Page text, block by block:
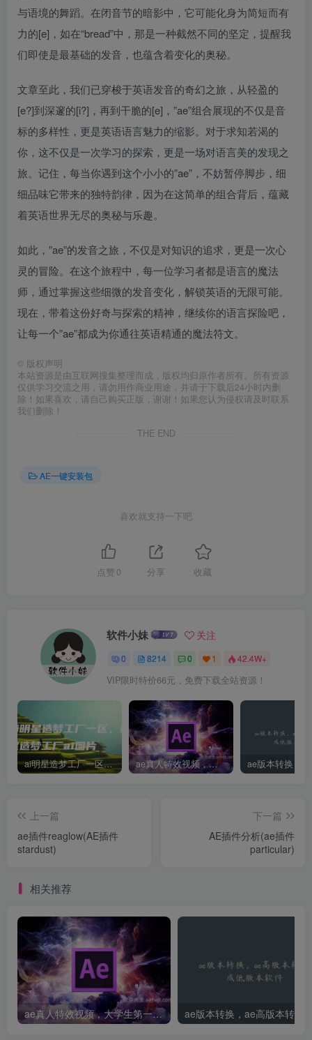
与语境的舞蹈。在闭音节的暗影中，它可能化身为简短而有
力的[e]，如在“bread”中，那是一种截然不同的坚定，提醒我
们即使是最基础的发音，也蕴含着变化的奥秘。
文章至此，我们已穿梭于英语发音的奇幻之旅，从轻盈的
[e?]到深邃的[i?]，再到干脆的[e]，”ae”组合展现的不仅是音
标的多样性，更是英语语言魅力的缩影。对于求知若渴的
你，这不仅是一次学习的探索，更是一场对语言美的发现之
旅。记住，每当你遇到这个小小的”ae”，不妨暂停脚步，细
细品味它带来的独特韵律，因为在这简单的组合背后，蕴藏
着英语世界无尽的奥秘与乐趣。
如此，”ae”的发音之旅，不仅是对知识的追求，更是一次心
灵的冒险。在这个旅程中，每一位学习者都是语言的魔法
师，通过掌握这些细微的发音变化，解锁英语的无限可能。
现在，带着这份好奇与探索的精神，继续你的语言探险吧，
让每一个”ae”都成为你通往英语精通的魔法符文。
© 版权声明
本站资源是由互联网搜集整理而成，版权均归原作者所有。所有资源
仅供学习交流之用，请勿用作商业用途，并请于下载后24小时内删
除！如果喜欢，请自己购买正版，谢谢！如果您认为侵权请及时联系
我们删除！
THE END
AE一键安装包
喜欢就支持一下吧
点赞 0 分享 收藏
软件小妹 关注
0 8214 0 1 42.4W+
VIP限时特价66元，免费下载全站资源！
ai明星造梦工厂一区，明星造梦工厂ai图片 ae真人特效视频，大学生第一次做ppt怎么做
上一篇
ae插件reaglow(AE插件
stardust)
下一篇
AE插件分析(ae插件
particular)
相关推荐
ae真人特效视频，大学生第一次做ppt怎么做